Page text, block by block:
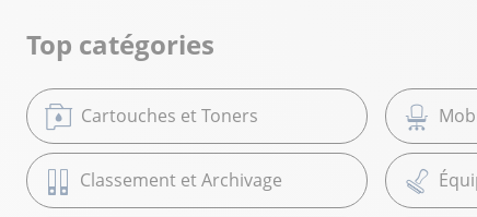
Top catégories
Cartouches et Toners
Classement et Archivage